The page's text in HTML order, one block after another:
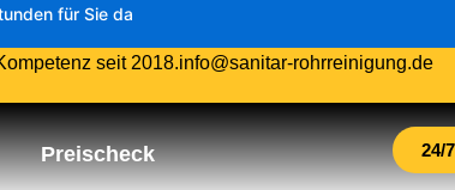
für Sie da
seit 2018.info@sanitar-rohrreinigung.de
Preischeck 24/